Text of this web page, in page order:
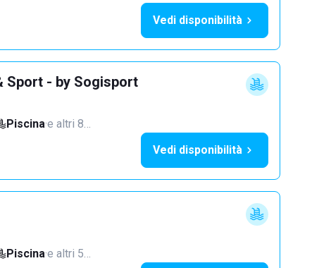
Vedi disponibilità
Sport - by Sogisport
Piscina·e altri 8…
Vedi disponibilità
Piscina·e altri 5…